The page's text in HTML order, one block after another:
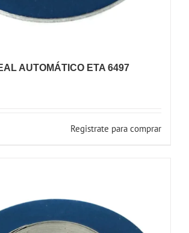
AUTOMÁTICO ETA 6497
Registrate para comprar